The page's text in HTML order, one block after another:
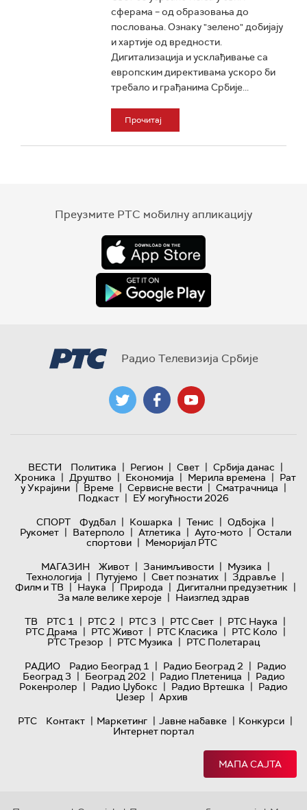
сферама – од образовања до
пословања. Ознаку "зелено" добијају
и хартије од вредности.
Дигитализација и усклађивање са
европским директивама ускоро би
требало и грађанима Србије...
Прочитај
Преузмите РТС мобилну апликацију
Радио Телевизија Србије
ВЕСТИ Политика | Регион | Свет | Србија данас |
Хроника | Друштво | Економија | Мерила времена | Рат
у Украјини | Време | Сервисне вести | Сматрачница |
Подкаст | ЕУ могућности 2026
СПОРТ
Фудбал | Кошарка | Тенис | Одбојка |
Рукомет | Ватерполо | Атлетика | Ауто-мото | Остали
спортови | Меморијал РТС
МАГАЗИН
Живот | Занимљивости | Музика |
Технологијa | Путујемо | Свет познатих | Здравље |
Филм и ТВ | Наука | Природа | Дигитални предузетник |
За мале велике хероје | Наизглед здрав
ТВ
РТС 1 | РТС 2 | РТС 3 | РТС Свет | РТС Наука |
РТС Драма | РТС Живот | РТС Класика | РТС Коло |
РТС Трезор | РТС Музика | РТС Полетарац
РАДИО
Радио Београд 1 | Радио Београд 2 | Радио
Београд 3 | Београд 202 | Радио Плетеница | Радио
Рокенролер | Радио Џубокс | Радио Вртешка | Радио
Џезер | Архив
РТС
Контакт | Маркетинг | Јавне набавке | Конкурси |
Интернет портал
МАПА САЈТА